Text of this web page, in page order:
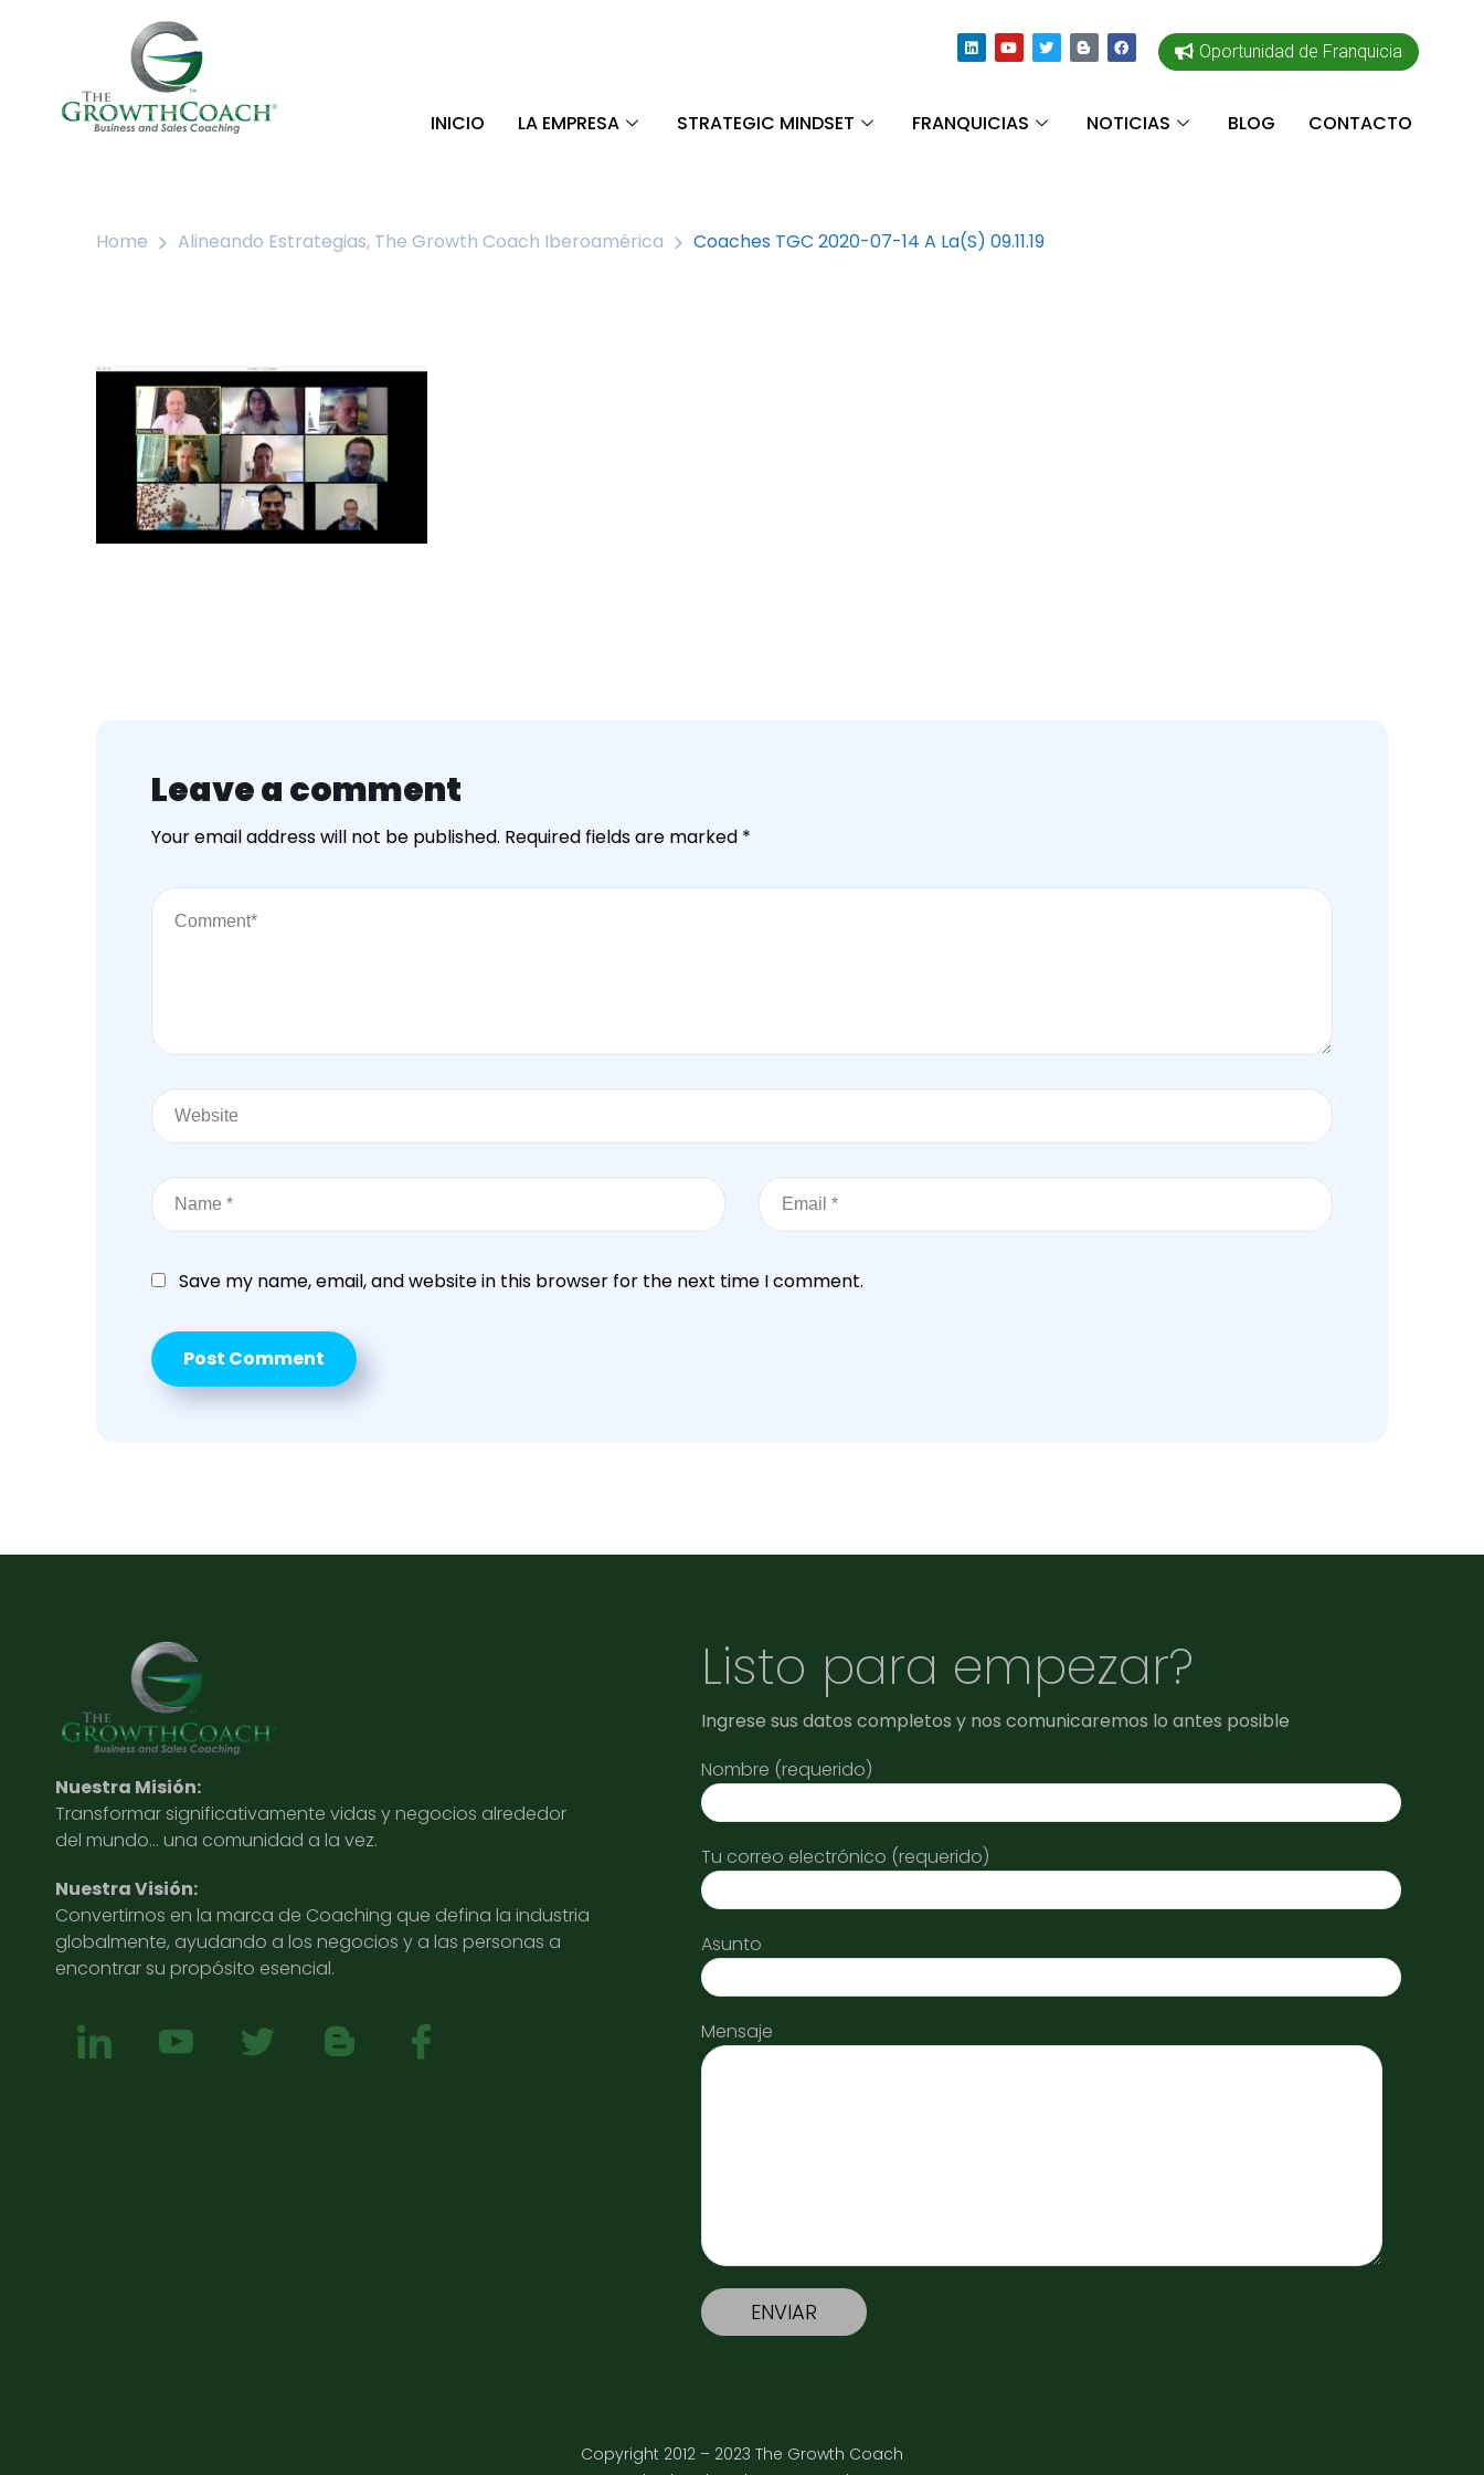
Oportunidad de Franquicia
INICIO LA EMPRESA STRATEGIC MINDSET FRANQUICIAS NOTICIAS BLOG CONTACTO
Home Alineando Estrategias, The Growth Coach Iberoamérica Coaches TGC 2020-07-14 A La(s) 09.11.19
Leave a comment
Your email address will not be published. Required fields are marked *
Save my name, email, and website in this browser for the next time I comment.
Nuestra Misión:
Transformar significativamente vidas y negocios alrededor
del mundo… una comunidad a la vez.
Nuestra Visión:
Convertirnos en la marca de Coaching que defina la industria
globalmente, ayudando a los negocios y a las personas a
encontrar su propósito esencial.
Listo para empezar?
Ingrese sus datos completos y nos comunicaremos lo antes posible
Nombre (requerido)
Tu correo electrónico (requerido)
Asunto
Mensaje
Copyright 2012 – 2023 The Growth Coach